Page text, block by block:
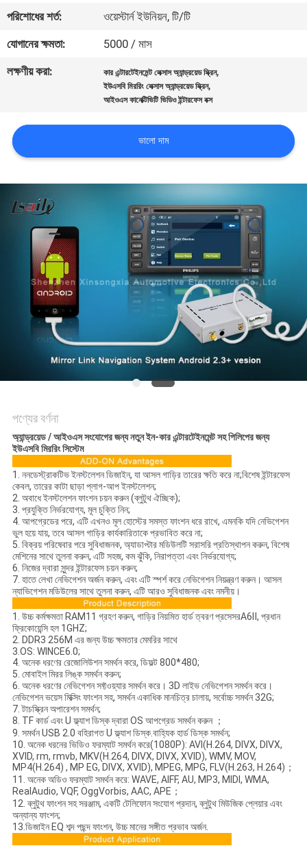
করুন
কেস
সাইট
ম্যাপ
PRIVACY
POLICY
পরিশোধের শর্ত:
ওয়েস্টার্ন ইউনিয়ন, টি/টি
যোগানের ক্ষমতা:
5000 / মাস
লক্ষণীয় করা:
কার এন্টারটেইনমেন্ট লেক্সাস অ্যান্ড্রয়েড স্ক্রিন,
ইউএসবি মিররিং লেক্সাস অ্যান্ড্রয়েড স্ক্রিন,
আইওএস কানেক্টিভিটি ভিডিও ইন্টারফেস বক্স
ভালো দাম
পণ্যের বর্ণনা
অ্যান্ড্রয়েড / আইওএস সংযোগের জন্য নতুন ইন-কার এন্টারটেইনমেন্ট সহ পিলিপের জন্য
ইউএসবি মিররিং সিস্টেম
1. ননডেস্ট্রাকটিভ ইনস্টলেশন ডিজাইন, যা আসল গাড়ির তারের ক্ষতি করে না;বিশেষ ইন্টারফেস
কেবল, তারের কাটা ছাড়া প্লাগ-আপ ইনস্টলেশন;
2. অবাধে ইনস্টলেশন ফাংশন চয়ন করুন (ব্লুটুথ ঐচ্ছিক);
3. প্রযুক্তি নির্ভরযোগ্য, মূল চুক্তি নিন;
4. আপগ্রেডের পরে, এটি এখনও মূল হোস্টের সমস্ত ফাংশন ধরে রাখে, এমনকি যদি নেভিগেশন
ভুল হয়ে যায়, তবে আসল গাড়ির কার্যকারিতাকে প্রভাবিত করে না;
5. বিক্রয় পরিষেবার পরে সুবিধাজনক, অ্যাডাপ্টার মডিউলটি সরাসরি প্রতিস্থাপন করুন, বিশেষ
মেশিনের সাথে তুলনা করুন, এটি সহজ, কম ঝুঁকি, নিরাপত্তা এবং নির্ভরযোগ্য;
6. নিজের দ্বারা সুন্দর ইন্টারফেস চয়ন করুন;
7. হাতে লেখা নেভিগেশন অর্জন করুন, এবং এটি স্পর্শ করে নেভিগেশন নিয়ন্ত্রণ করুন। আসল
ন্যাভিগেশন মডিউলের সাথে তুলনা করুন, এটি আরও সুবিধাজনক এবং নমনীয়।
1. উচ্চ কর্মক্ষমতা RAM11 গ্রহণ করুন, গাড়ির নিয়মিত হার্ড ত্বরণ প্রসেসরA6Ⅱ, প্রধান
ফ্রিকোয়েন্সি হল 1GHZ;
2. DDR3 256M এর জন্য উচ্চ ক্ষমতার মেমরির সাথে
3.OS: WINCE6.0;
4. অনেক ধরণের রেজোলিউশন সমর্থন করে, ডিফল্ট 800*480;
5. মোবাইল মিরর লিঙ্ক সমর্থন করুন;
6. অনেক ধরণের নেভিগেশন সফ্টওয়্যার সমর্থন করে। 3D লাইভ নেভিগেশন সমর্থন করে।
নেভিগেশন ভয়েস মিক্সিং ফাংশন সহ, সমর্থন একাধিক মানচিত্র চালায়, সর্বোচ্চ সমর্থন 32G;
7. টাচস্ক্রিন অপারেশন সমর্থন;
8. TF কার্ড এবং U ফ্ল্যাশ ডিস্ক দ্বারা OS আপগ্রেড সমর্থন করুন ；
9. সমর্থন USB 2.0 বহিরাগত U ফ্ল্যাশ ডিস্ক.বাহ্যিক হার্ড ডিস্ক সমর্থন;
10. অনেক ধরনের ভিডিও ফরম্যাট সমর্থন করে(1080P): AVI(H.264, DIVX, DIVX,
XVID, rm, rmvb, MKV(H.264, DIVX, DIVX, XVID), WMV, MOV,
MP4(H.264) , MP EG, DIVX, XVID), MPEG, MPG, FLV(H.263, H.264)；
11. অনেক অডিও ফরম্যাট সমর্থন করে: WAVE, AIFF, AU, MP3, MIDI, WMA,
RealAudio, VQF, OggVorbis, AAC, APE；
12. ব্লুটুথ ফাংশন সহ সরঞ্জাম, একটি টেলিফোন সংযোগ প্রদান, ব্লুটুথ মিউজিক প্লেয়ার এবং
অন্যান্য ফাংশন;
13.ডিজাইন EQ শব্দ পছন্দ ফাংশন, উচ্চ মানের সঙ্গীত প্রভাব অর্জন.